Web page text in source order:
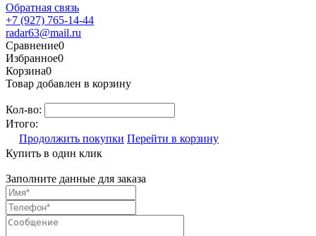
Обратная связь
+7 (927) 765-14-44
radar63@mail.ru
Сравнение0
Избранное0
Корзина0
Товар добавлен в корзину
Кол-во:
Итого:
Продолжить покупки Перейти в корзину
Купить в один клик
Заполните данные для заказа